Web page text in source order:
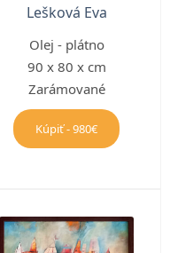
Lešková Eva
Olej - plátno
90 x 80 x cm
Zarámované
Kúpiť - 980€